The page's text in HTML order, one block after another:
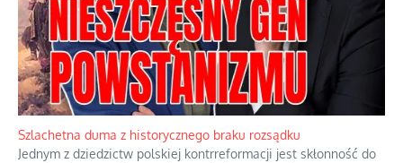
Szlachetna duma z historycznego braku rozsądku
Jednym z dziedzictw polskiej kontrreformacji jest skłonność do